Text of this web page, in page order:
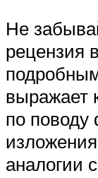
Не
рецензия
выражает
по поводу
аналогии